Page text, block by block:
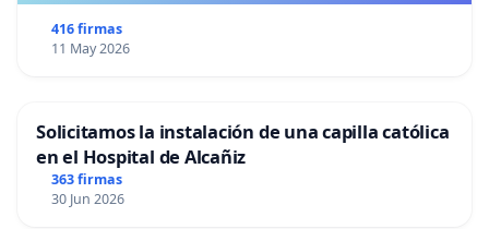
416 firmas
11 May 2026
Solicitamos la instalación de una capilla católica
en el Hospital de Alcañiz
363 firmas
30 Jun 2026